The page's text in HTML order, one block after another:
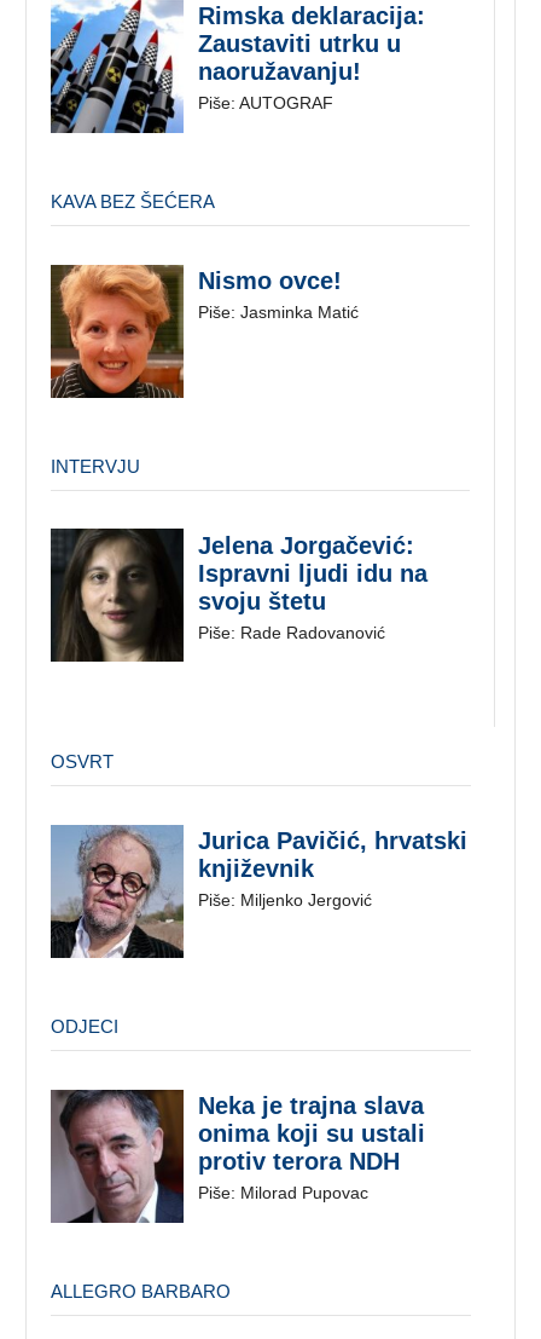
Rimska deklaracija:
Zaustaviti utrku u
naoružavanju!
Piše: AUTOGRAF
Nismo ovce!
Piše: Jasminka Matić
KAVA BEZ ŠEĆERA
Jelena Jorgačević:
Ispravni ljudi idu na
svoju štetu
Piše: Rade Radovanović
INTERVJU
Jurica Pavičić, hrvatski
književnik
Piše: Miljenko Jergović
OSVRT
Neka je trajna slava
onima koji su ustali
protiv terora NDH
Piše: Milorad Pupovac
ODJECI
ALLEGRO BARBARO